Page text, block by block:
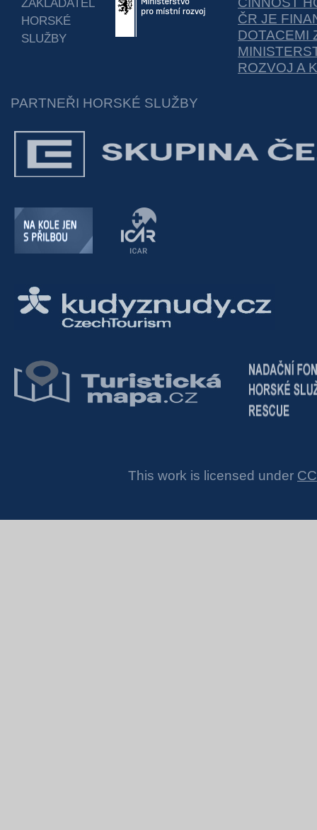
ZAKLADATEL
HORSKÉ
SLUŽBY
ČR JE
DOTACEMI
ROZVOJ A
PARTNEŘI HORSKÉ SLUŽBY
This work is licensed under